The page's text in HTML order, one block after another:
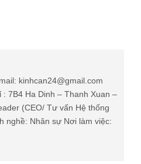
kinhcan24@gmail.com
7B4 Ha Dinh – Thanh Xuan –
(CEO/ Tư vấn Hệ thống
nghề: Nhân sự Nơi làm việc: